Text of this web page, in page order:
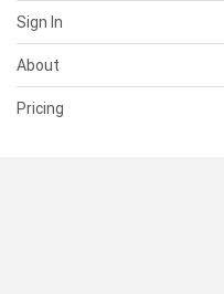
Sign In
About
Pricing